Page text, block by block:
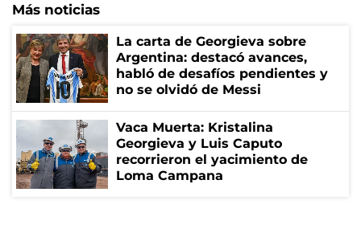
Más noticias
La carta de Georgieva sobre
Argentina: destacó avances,
habló de desafíos pendientes y
no se olvidó de Messi
Vaca Muerta: Kristalina
Georgieva y Luis Caputo
recorrieron el yacimiento de
Loma Campana